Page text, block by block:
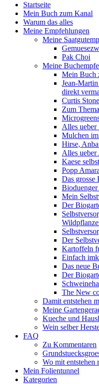
Startseite
Mein Buch zum Kanal
Warum das alles
Meine Empfehlungen
Meine
Pak Choi
Meine
Mein Buch
Jean-
direkt
Curtis
Zum
Alles ueber
Mulchen
Hirse,
Alles ueber
Kaese
Popp
Das grosse
Bioduenger
Mein
Der
Der
Kartoffeln
Einfach
Das neue
Der
The New
Damit entstehen
Meine
Kueche und
Wein selber
FAQ
Zu Kommentaren
Wo mit entstehen
Mein Folientunnel
Kategorien